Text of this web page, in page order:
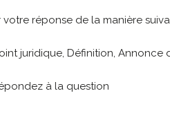
réponse de la manière
juridique, Définition, Annonce
à la question